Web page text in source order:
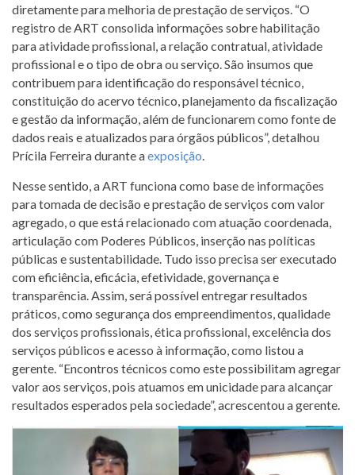
diretamente para melhoria de prestação de serviços. “O
registro de ART consolida informações sobre habilitação
para atividade profissional, a relação contratual, atividade
profissional e o tipo de obra ou serviço. São insumos que
contribuem para identificação do responsável técnico,
constituição do acervo técnico, planejamento da fiscalização
e gestão da informação, além de funcionarem como fonte de
dados reais e atualizados para órgãos públicos”, detalhou
Prícila Ferreira durante aexposição
Nesse sentido, a ART funciona como base de informações
para tomada de decisão e prestação de serviços com valor
agregado, o que está relacionado com atuação coordenada,
articulação com Poderes Públicos, inserção nas políticas
públicas e sustentabilidade. Tudo isso precisa ser executado
com eficiência, eficácia, efetividade, governança e
transparência. Assim, será possível entregar resultados
práticos, como segurança dos empreendimentos, qualidade
dos serviços profissionais, ética profissional, excelência dos
serviços públicos e acesso à informação, como listou a
gerente. “Encontros técnicos como este possibilitam agregar
valor aos serviços, pois atuamos em unicidade para alcançar
resultados esperados pela sociedade”, acrescentou a gerente.